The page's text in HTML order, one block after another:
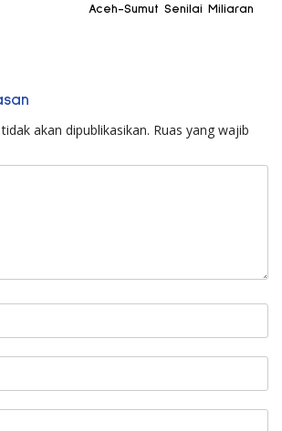
Aceh-Sumut Senilai Miliaran
akan dipublikasikan. Ruas yang wajib